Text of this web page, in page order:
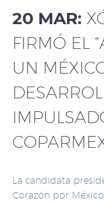
20 MAR:
FIRMÓ EL
UN
La candidata
Corazón por